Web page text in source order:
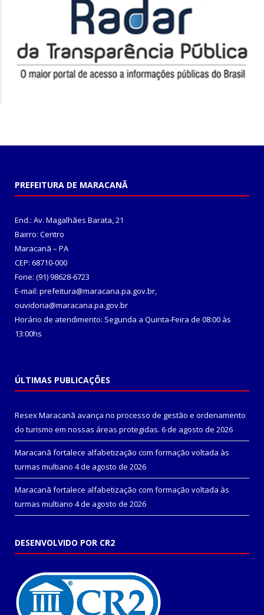
PREFEITURA DE MARACANÃ
End.: Av. Magalhães Barata, 21
Bairro: Centro
Maracanã – PA
CEP: 68710-000
Fone: (91) 98628-6723
E-mail: prefeitura@maracana.pa.gov.br,
ouvidoria@maracana.pa.gov.br
Horário de atendimento: Segunda a Quinta-Feira de 08:00 às
13:00hs
ÚLTIMAS PUBLICAÇÕES
Resex Maracanã avança no processo de gestão e ordenamento
do turismo em nossas áreas protegidas. 6 de agosto de 2026
Maracanã fortalece alfabetização com formação voltada às
turmas multiano 4 de agosto de 2026
Maracanã fortalece alfabetização com formação voltada às
turmas multiano 4 de agosto de 2026
DESENVOLVIDO POR CR2